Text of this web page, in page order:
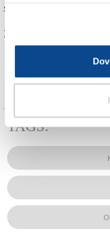
selektor.
Za branje in pisanje
TAGS: